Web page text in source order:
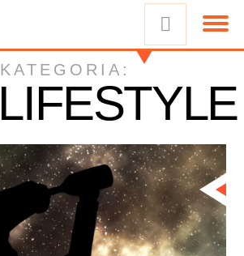
KATEGORIA:
LIFESTYLE